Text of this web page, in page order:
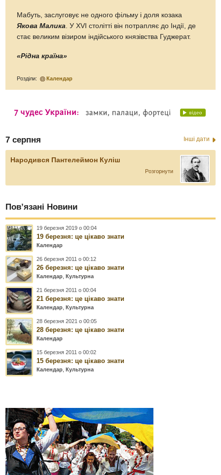
Мабуть, заслуговує не одного фільму і доля козака
Якова Малика . У XVI столітті він потрапляє до Індії, де
стає великим візиром індійського князівства Гуджерат.
«Рідна країна»
Розділи: Календар
7 серпня Інші дати
Народився Пантелеймон Куліш
Розгорнути
Пов’язані Новини
19 березня 2019 о 00:04
19 березня: це цікаво знати
Календар
26 березня 2011 о 00:12
26 березня: це цікаво знати
Календар ,Культурна
21 березня 2011 о 00:04
21 березня: це цікаво знати
Календар ,Культурна
28 березня 2021 о 00:05
28 березня: це цікаво знати
Календар
15 березня 2011 о 00:02
15 березня: це цікаво знати
Календар ,Культурна